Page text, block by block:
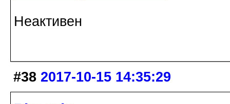
Неактивен
#38 2017-10-15 14:35:29